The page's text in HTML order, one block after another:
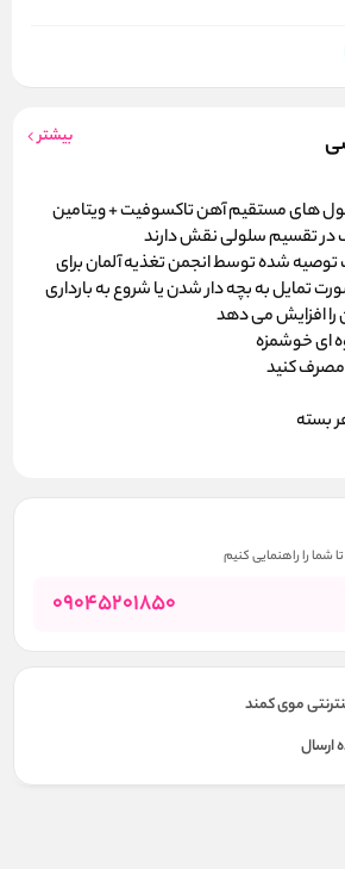
بیشتر
های مستقیم آهن تاکسوفیت + ویتامین
توصیه شده توسط انجمن تغذیه آلمان برای
تمایل به بچه دار شدن یا شروع به بارداری
ای خوشمزه
کنید
شما را راهنمایی کنیم
09045201850
موی کمند
ارسال